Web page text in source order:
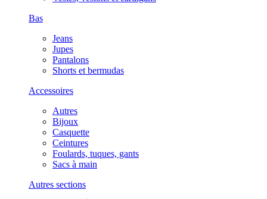
Bas
Jeans
Jupes
Pantalons
Shorts et bermudas
Accessoires
Autres
Bijoux
Casquette
Ceintures
Foulards, tuques, gants
Sacs à main
Autres sections